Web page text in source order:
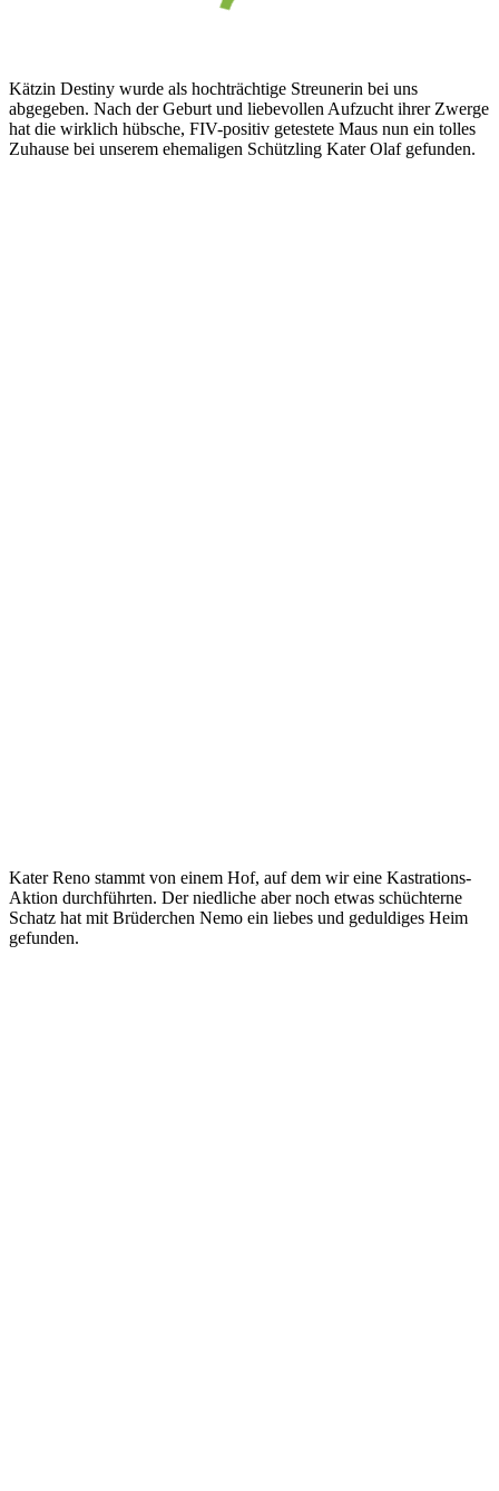
Kätzin Destiny wurde als hochträchtige Streunerin bei uns
abgegeben. Nach der Geburt und liebevollen Aufzucht ihrer Zwerge
hat die wirklich hübsche, FIV-positiv getestete Maus nun ein tolles
Zuhause bei unserem ehemaligen Schützling Kater Olaf gefunden.
Kater Reno stammt von einem Hof, auf dem wir eine Kastrations-
Aktion durchführten. Der niedliche aber noch etwas schüchterne
Schatz hat mit Brüderchen Nemo ein liebes und geduldiges Heim
gefunden.